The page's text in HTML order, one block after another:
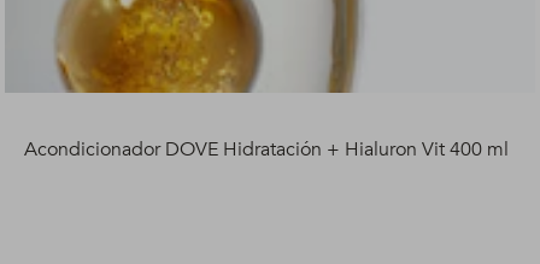
Acondicionador DOVE Hidratación + Hialuron Vit 400 ml